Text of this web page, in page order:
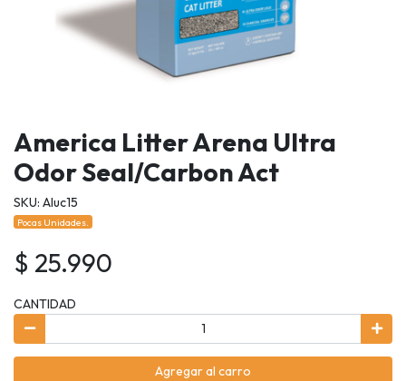
America Litter Arena Ultra
Odor Seal/Carbon Act
SKU: Aluc15
Pocas Unidades.
$ 25.990
CANTIDAD
Agregar al carro